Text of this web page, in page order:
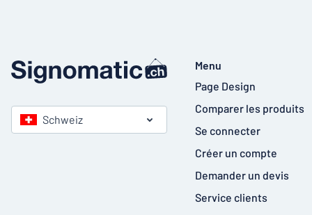
Schweiz
Menu
Page Design
Comparer les produits
Se connecter
Créer un compte
Demander un devis
Service clients